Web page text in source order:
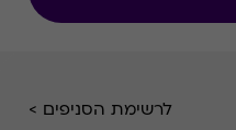
לרשימת הסניפים >